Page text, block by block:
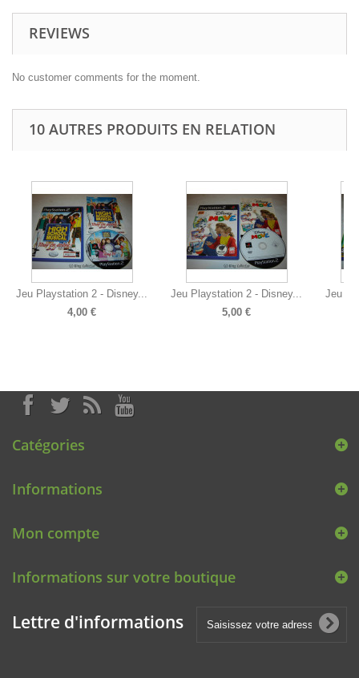
REVIEWS
No customer comments for the moment.
10 AUTRES PRODUITS EN RELATION
Jeu Playstation 2 - Disney...
4,00 €
Jeu Playstation 2 - Disney...
5,00 €
Jeu
Catégories
Informations
Mon compte
Informations sur votre boutique
Lettre d'informations